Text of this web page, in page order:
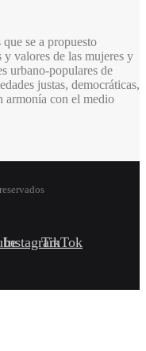
se a propuesto
y valores de las mujeres y
urbano-populares de
justas, democráticas,
armonía con el medio
InstagramTikTok